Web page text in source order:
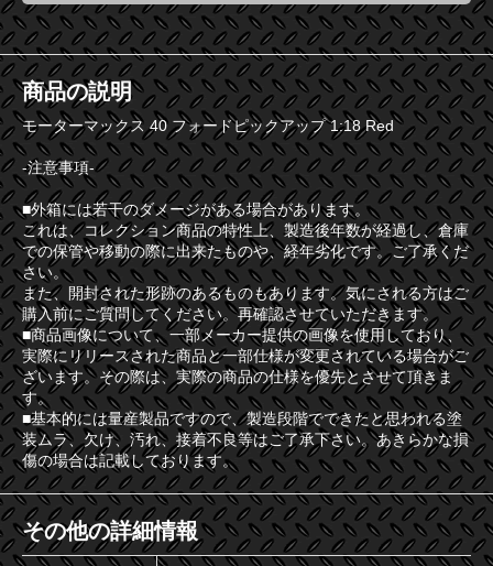
商品の説明
モーターマックス 40 フォードピックアップ 1:18 Red
-注意事項-
■外箱には若干のダメージがある場合があります。
これは、コレクション商品の特性上、製造後年数が経過し、倉庫
での保管や移動の際に出来たものや、経年劣化です。ご了承くだ
さい。
また、開封された形跡のあるものもあります。気にされる方はご
購入前にご質問してください。再確認させていただきます。
■商品画像について、一部メーカー提供の画像を使用しており、
実際にリリースされた商品と一部仕様が変更されている場合がご
ざいます。その際は、実際の商品の仕様を優先とさせて頂きま
す。
■基本的には量産製品ですので、製造段階でできたと思われる塗
装ムラ、欠け、汚れ、接着不良等はご了承下さい。あきらかな損
傷の場合は記載しております。
その他の詳細情報